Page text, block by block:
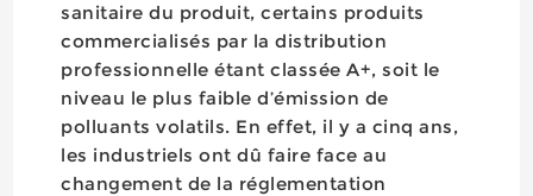
sanitaire du produit, certains produits
commercialisés par la distribution
professionnelle étant classée A+, soit le
niveau le plus faible d’émission de
polluants volatils. En effet, il y a cinq ans,
les industriels ont dû faire face au
changement de la réglementation